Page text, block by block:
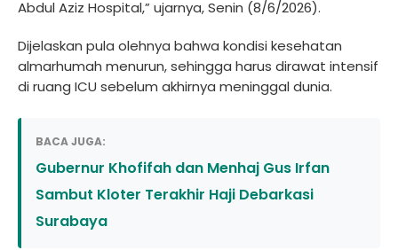
Abdul Aziz Hospital,” ujarnya, Senin (8/6/2026).
Dijelaskan pula olehnya bahwa kondisi kesehatan
almarhumah menurun, sehingga harus dirawat intensif
di ruang ICU sebelum akhirnya meninggal dunia.
BACA JUGA:
Gubernur Khofifah dan Menhaj Gus Irfan
Sambut Kloter Terakhir Haji Debarkasi
Surabaya